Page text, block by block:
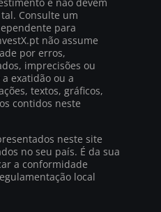
Consulte um
para
não assume
por erros,
imprecisões ou
exatidão ou a
textos, gráficos,
contidos neste
neste site
no seu país. É da sua
a conformidade
local